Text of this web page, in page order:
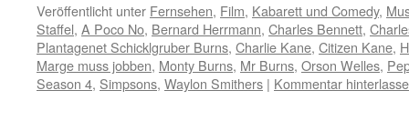
Veröffentlicht unter Fernsehen, Film, Kabarett und Comedy,
Staffel, A Poco No, Bernard Herrmann, Charles Bennett,
Plantagenet Schicklgruber Burns, Charlie Kane, Citizen Kane,
Marge muss jobben, Monty Burns, Mr Burns, Orson Welles,
Season 4, Simpsons, Waylon Smithers | Kommentar